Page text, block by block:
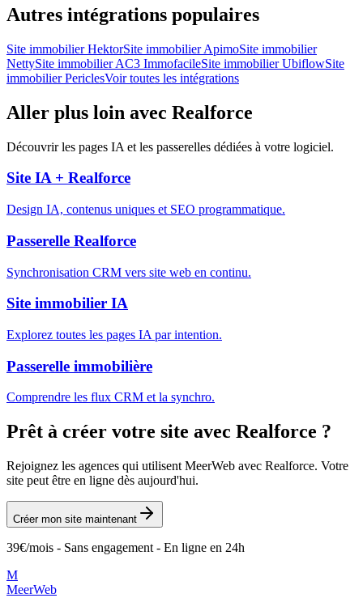
Autres intégrations populaires
Site immobilierHektorSite immobilierApimoSite immobilier
NettySite immobilierAC3 ImmofacileSite immobilierUbiflowSite
immobilierPericlesVoir toutes les intégrations
Aller plus loin avec Realforce
Découvrir les pages IA et les passerelles dédiées à votre logiciel.
Site IA + Realforce
Design IA, contenus uniques et SEO programmatique.
Passerelle Realforce
Synchronisation CRM vers site web en continu.
Site immobilier IA
Explorez toutes les pages IA par intention.
Passerelle immobilière
Comprendre les flux CRM et la synchro.
Prêt à créer votre site avec Realforce ?
Rejoignez les agences qui utilisent MeerWeb avec Realforce. Votre
site peut être en ligne dès aujourd'hui.
Créer mon site maintenant
39€/mois - Sans engagement - En ligne en 24h
M
MeerWeb